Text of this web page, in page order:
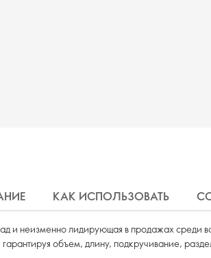
КАК ИСПОЛЬЗОВАТЬ
и неизменно лидирующая в продажах среди
объем, длину, подкручивание,